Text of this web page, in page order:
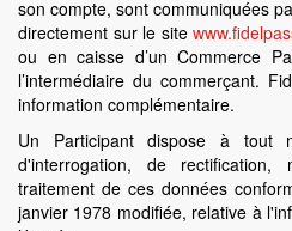
son compte, sont communiquées
directement sur le site
ou en caisse d’un Commerce
l’intermédiaire du commerçant.
information complémentaire.
Un Participant dispose à tout
d'interrogation, de
traitement de ces données
janvier 1978 modifiée, relative à